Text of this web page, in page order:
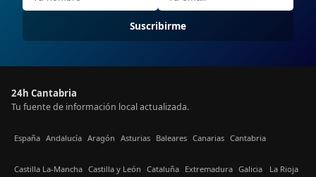
Suscribirme
24h Cantabria
Tu fuente de información local actualizada.
España Andalucía Aragón Asturias Baleares Canarias Cantabria
Castilla La-Mancha Castilla y León Cataluña Extremadura Galicia La Rioja